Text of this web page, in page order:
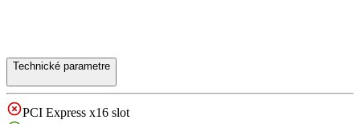
Technické parametre
PCI Express x16 slot